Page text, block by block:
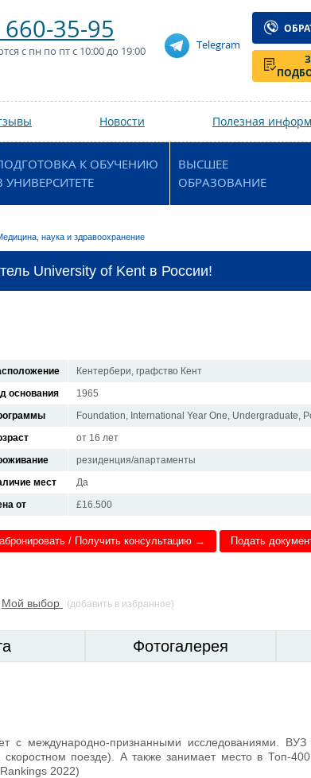
35-95
с пн по пт с 10:00 до 19:00
Telegram
Новости Полезная
К ОБУЧЕНИЮ
УНИВЕРСИТЕТЕ
ВЫСШЕЕ
ОБРАЗОВАНИЕ
наука и здравоохранение
University of Kent в России!
Кентербери, графство Кент
основания
1965
Foundation, International Year One, Undergraduate,
от 16 лет
резиденция/апартаменты
мест
Да
от
£16.500
/ Получить консультацию → Подать
Мой выбор (добавить в избранное)
Фотогалерея
с международно-признанными исследованиями.
поезде). А также занимает место в Топ-
2022)